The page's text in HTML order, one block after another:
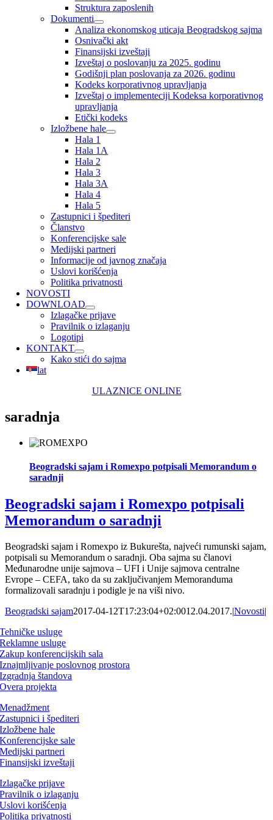
Struktura zaposlenih
Dokumenti
Analiza ekonomskog uticaja Beogradskog sajma
Osnivački akt
Finansijski izveštaji
Izveštaj o poslovanju za 2025. godinu
Godišnji plan poslovanja za 2026. godinu
Kodeks korporativnog upravljanja
Izveštaj o implementeciji Kodeksa korporativnog
upravljanja
Etički kodeks
Izložbene hale
Hala 1
Hala 1A
Hala 2
Hala 3
Hala 3A
Hala 4
Hala 5
Zastupnici i špediteri
Članstvo
Konferencijske sale
Medijski partneri
Informacije od javnog značaja
Uslovi korišćenja
Politika privatnosti
NOVOSTI
DOWNLOAD
Izlagačke prijave
Pravilnik o izlaganju
Logotipi
KONTAKT
Kako stići do sajma
lat
ULAZNICE ONLINE
saradnja
Beogradski sajam i Romexpo potpisali Memorandum o
saradnji
Beogradski sajam i Romexpo potpisali
Memorandum o saradnji
Beogradski sajam i Romexpo iz Bukurešta, najveći rumunski sajam,
potpisali su Memorandum o saradnji. Oba sajma su članovi
Međunarodne unije sajmova – UFI i Unije sajmova centralne
Evrope – CEFA, tako da su zaključivanjem Memoranduma
formalizovali saradnju i podigle je na viši nivo.
Beogradski sajam2017-04-12T17:23:04+02:0012.04.2017.|Novosti|
Tehničke usluge
Reklamne usluge
Zakup konferencijskih sala
Iznajmljivanje poslovnog prostora
Izgradnja štandova
Overa projekta
Menadžment
Zastupnici i špediteri
Izložbene hale
Konferencijske sale
Medijski partneri
Finansijski izveštaji
Izlagačke prijave
Pravilnik o izlaganju
Uslovi korišćenja
Politika privatnosti